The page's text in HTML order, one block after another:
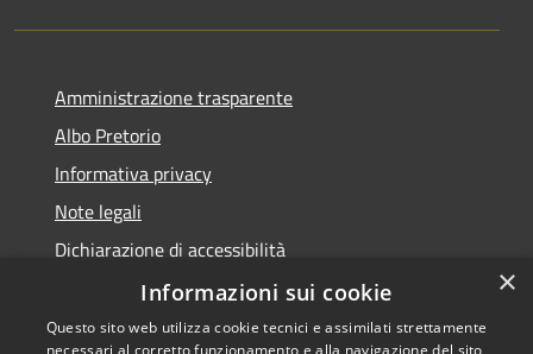
Amministrazione trasparente
Albo Pretorio
Informativa privacy
Note legali
Dichiarazione di accessibilità
Attuazione PNRR
×
Informazioni sui cookie
Questo sito web utilizza cookie tecnici e assimilati strettamente
necessari al corretto funzionamento e alla navigazione del sito,